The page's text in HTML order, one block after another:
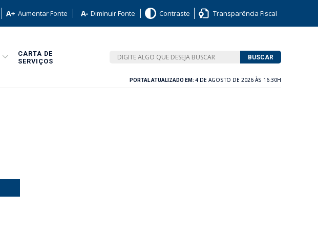
Aumentar Fonte Diminuir Fonte Contraste Transparência Fiscal
CARTA DE
SERVIÇOS
BUSCAR
PORTAL ATUALIZADO EM: 4 DE AGOSTO DE 2026 ÀS 16:30H